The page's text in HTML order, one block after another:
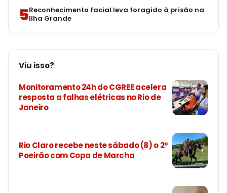
5Reconhecimento facial leva foragido à prisão na
Ilha Grande
Viu isso?
Monitoramento 24h do CGREE acelera
resposta a falhas elétricas no Rio de
Janeiro
Rio Claro recebe neste sábado (8) o 2º
Poeirão com Copa de Marcha